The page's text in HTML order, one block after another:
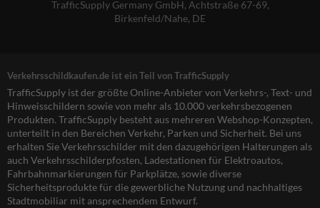
TrafficSupply Germany GmbH, Achtstraße 67-69,
Birkenfeld/Nahe, DE
Verkehrsschildkaufen.de ist ein Teil von TrafficSupply
TrafficSupply ist der größte Online-Anbieter von Verkehrs-, Text- und
Hinweisschildern sowie von mehr als 10.000 verkehrsbezogenen
Produkten. TrafficSupply besteht aus mehreren Webshop-Konzepten,
unterteilt in den Bereichen Verkehr, Parken und Sicherheit. Bei uns
erhalten Sie Verkehrsschilder mit den dazugehörigen Halterungen als
auch Verkehrsschilderpfosten, Ladestationen für Elektroautos,
Fahrbahnmarkierungen für Parkplätze, sowie diverse
Sicherheitsprodukte für die gewerbliche Nutzung und nachhaltiges
Stadtmobiliar mit ansprechendem Entwurf.